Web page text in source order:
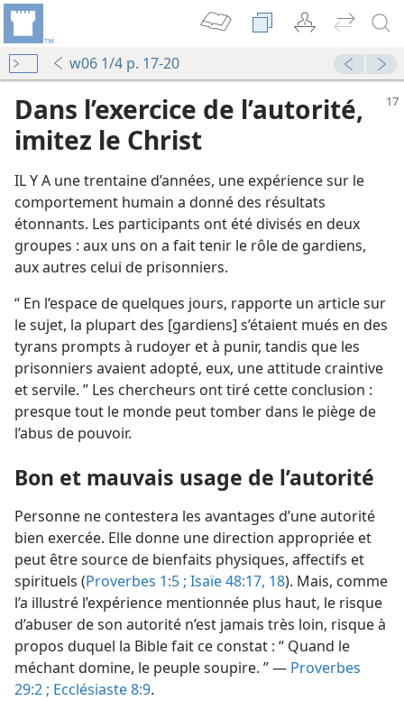
w06 1/4 p. 17-20
Dans l’exercice de l’autorité,
imitez le Christ
IL Y A une trentaine d’années, une expérience sur le
comportement humain a donné des résultats
étonnants. Les participants ont été divisés en deux
groupes : aux uns on a fait tenir le rôle de gardiens,
aux autres celui de prisonniers.
“ En l’espace de quelques jours, rapporte un article sur
le sujet, la plupart des [gardiens] s’étaient mués en des
tyrans prompts à rudoyer et à punir, tandis que les
prisonniers avaient adopté, eux, une attitude craintive
et servile. ” Les chercheurs ont tiré cette conclusion :
presque tout le monde peut tomber dans le piège de
l’abus de pouvoir.
Bon et mauvais usage de l’autorité
Personne ne contestera les avantages d’une autorité
bien exercée. Elle donne une direction appropriée et
peut être source de bienfaits physiques, affectifs et
spirituels (Proverbes 1:5 ; Isaïe 48:17, 18). Mais, comme
l’a illustré l’expérience mentionnée plus haut, le risque
d’abuser de son autorité n’est jamais très loin, risque à
propos duquel la Bible fait ce constat : “ Quand le
méchant domine, le peuple soupire. ” — Proverbes
29:2 ; Ecclésiaste 8:9.